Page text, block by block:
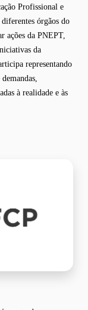
Profissional e
órgãos do
ações da PNEPT,
da
representando
à realidade e às